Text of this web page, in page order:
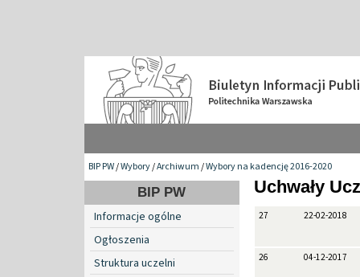
BIP PW/Wybory/Archiwum/Wybory na kadencję 2016-2020
BIP PW
Informacje ogólne
Ogłoszenia
Struktura uczelni
Uchwały
27 22-02-2018
26 04-12-2017